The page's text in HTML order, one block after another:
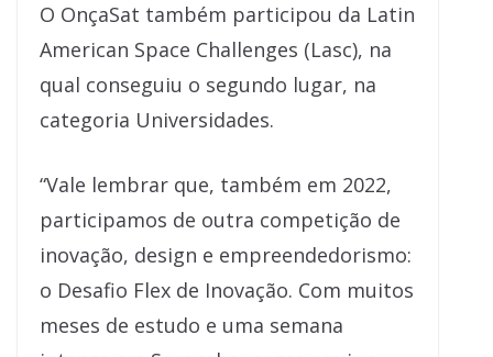
O OnçaSat também participou da Latin
American Space Challenges (Lasc), na
qual conseguiu o segundo lugar, na
categoria Universidades.
“Vale lembrar que, também em 2022,
participamos de outra competição de
inovação, design e empreendedorismo:
o Desafio Flex de Inovação. Com muitos
meses de estudo e uma semana